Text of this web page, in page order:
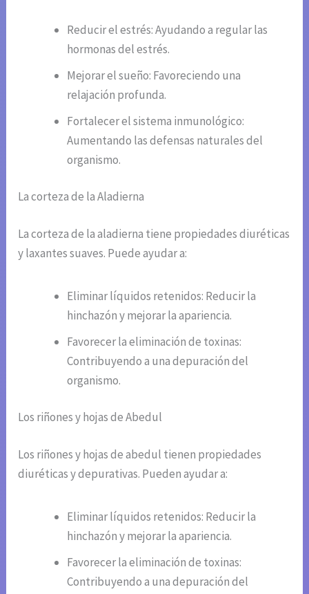
Reducir el estrés: Ayudando a regular las
hormonas del estrés.
Mejorar el sueño: Favoreciendo una
relajación profunda.
Fortalecer el sistema inmunológico:
Aumentando las defensas naturales del
organismo.
La corteza de la Aladierna
La corteza de la aladierna tiene propiedades diuréticas
y laxantes suaves. Puede ayudar a:
Eliminar líquidos retenidos: Reducir la
hinchazón y mejorar la apariencia.
Favorecer la eliminación de toxinas:
Contribuyendo a una depuración del
organismo.
Los riñones y hojas de Abedul
Los riñones y hojas de abedul tienen propiedades
diuréticas y depurativas. Pueden ayudar a:
Eliminar líquidos retenidos: Reducir la
hinchazón y mejorar la apariencia.
Favorecer la eliminación de toxinas:
Contribuyendo a una depuración del